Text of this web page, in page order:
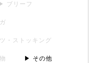
▶ ブリーフ
・ストッキング
▶ その他